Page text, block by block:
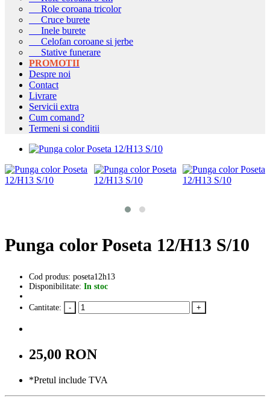
Role coroana tricolor
Cruce burete
Inele burete
Celofan coroane si jerbe
Stative funerare
PROMOTII
Despre noi
Contact
Livrare
Servicii extra
Cum comand?
Termeni si conditii
Punga color Poseta 12/H13 S/10
Cod produs: poseta12h13
Disponibilitate: In stoc
Cantitate:
25,00 RON
*Pretul include TVA